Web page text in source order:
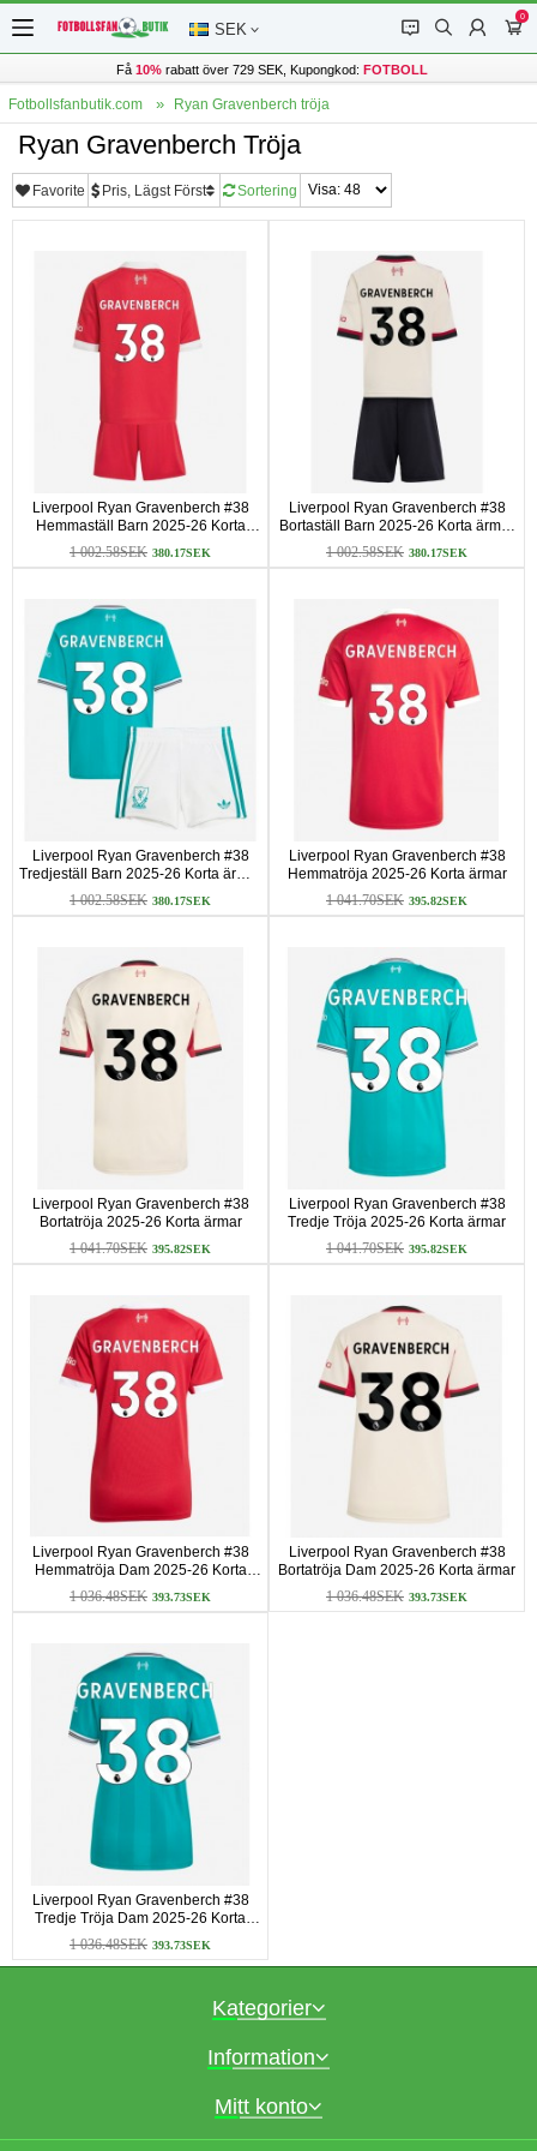
SEK 󰂱 󰂨 󰃳
0
󰃦
Få 10%rabatt över 729 SEK, Kupongkod: FOTBOLL
Fotbollsfanbutik.com Ryan Gravenberch tröja
Ryan Gravenberch Tröja
Favorite Pris, Lägst Först Sortering
Liverpool Ryan Gravenberch #38
Hemmaställ Barn 2025-26 Korta
ärmar (+ Korta byxor)
1 002.58SEK 380.17SEK
Liverpool Ryan Gravenberch #38
Bortaställ Barn 2025-26 Korta ärmar
(+ Korta byxor)
1 002.58SEK 380.17SEK
Liverpool Ryan Gravenberch #38
Tredjeställ Barn 2025-26 Korta ärmar
(+ Korta byxor)
1 002.58SEK 380.17SEK
Liverpool Ryan Gravenberch #38
Hemmatröja 2025-26 Korta ärmar
1 041.70SEK 395.82SEK
Liverpool Ryan Gravenberch #38
Bortatröja 2025-26 Korta ärmar
1 041.70SEK 395.82SEK
Liverpool Ryan Gravenberch #38
Tredje Tröja 2025-26 Korta ärmar
1 041.70SEK 395.82SEK
Liverpool Ryan Gravenberch #38
Hemmatröja Dam 2025-26 Korta
ärmar
1 036.48SEK 393.73SEK
Liverpool Ryan Gravenberch #38
Bortatröja Dam 2025-26 Korta ärmar
1 036.48SEK 393.73SEK
Liverpool Ryan Gravenberch #38
Tredje Tröja Dam 2025-26 Korta
ärmar
1 036.48SEK 393.73SEK
Kategorier
Information
Mitt konto